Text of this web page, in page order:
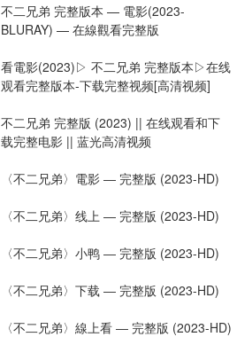
不二兄弟 完整版本 — 電影(2023-
BLURAY) — 在線觀看完整版
看電影(2023)▷ 不二兄弟 完整版本▷在线
观看完整版本-下载完整视频[高清视频]
不二兄弟 完整版 (2023) || 在线观看和下
载完整电影 || 蓝光高清视频
〈不二兄弟〉電影 ― 完整版 (2023-HD)
〈不二兄弟〉线上 ― 完整版 (2023-HD)
〈不二兄弟〉小鸭 ― 完整版 (2023-HD)
〈不二兄弟〉下载 ― 完整版 (2023-HD)
〈不二兄弟〉線上看 ― 完整版 (2023-HD)